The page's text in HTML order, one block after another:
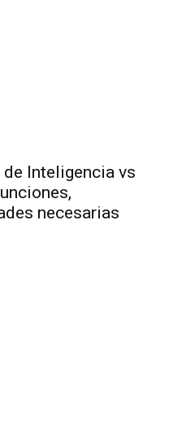
Inteligencia vs
necesarias